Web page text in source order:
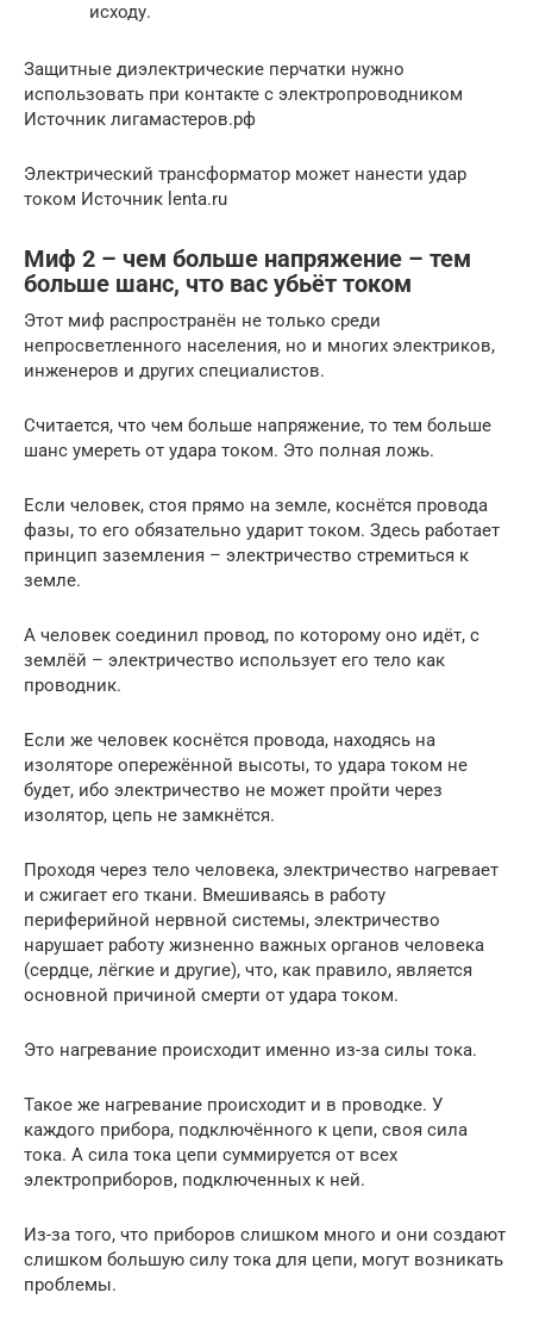
исходу.
Защитные диэлектрические перчатки нужно
использовать при контакте с электропроводником
Источник лигамастеров.рф
Электрический трансформатор может нанести удар
током Источник lenta.ru
Миф 2 – чем больше напряжение – тем
больше шанс, что вас убьёт током
Этот миф распространён не только среди
непросветленного населения, но и многих электриков,
инженеров и других специалистов.
Считается, что чем больше напряжение, то тем больше
шанс умереть от удара током. Это полная ложь.
Если человек, стоя прямо на земле, коснётся провода
фазы, то его обязательно ударит током. Здесь работает
принцип заземления – электричество стремиться к
земле.
А человек соединил провод, по которому оно идёт, с
землёй – электричество использует его тело как
проводник.
Если же человек коснётся провода, находясь на
изоляторе опережённой высоты, то удара током не
будет, ибо электричество не может пройти через
изолятор, цепь не замкнётся.
Проходя через тело человека, электричество нагревает
и сжигает его ткани. Вмешиваясь в работу
периферийной нервной системы, электричество
нарушает работу жизненно важных органов человека
(сердце, лёгкие и другие), что, как правило, является
основной причиной смерти от удара током.
Это нагревание происходит именно из-за силы тока.
Такое же нагревание происходит и в проводке. У
каждого прибора, подключённого к цепи, своя сила
тока. А сила тока цепи суммируется от всех
электроприборов, подключенных к ней.
Из-за того, что приборов слишком много и они создают
слишком большую силу тока для цепи, могут возникать
проблемы.